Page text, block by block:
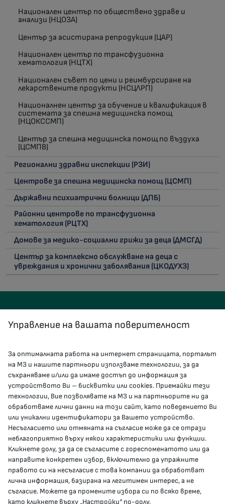
Национален център по обществено здраве и
анализи (НЦОЗА)
Център за асистирана репродукция (ЦАР)
Национален център по трансфузионна
хематология (НЦТХ)
Национален съвет по цени и реимбурсиране на
лекарствените продукти (НСЦЛРП)
Националнен център за обучение и квалификация в
системата за спешна медицинска помощ
(НЦОКССМП)
Център за спешна медицинска помощ по въздуха
(ЦСМПВ)
Регионални здравни инспекции (РЗИ)
Центрове за спешна медицинска помощ (ЦСМП)
Държавни психиатрични болници (ДПБ)
Районни центрове по трансфузионна
хематология (РЦТХ)
Домове за медико-социални грижи за деца (ДМСГД)
Център за комплексно обслужване на деца с
увреждания и хронични заболявания (ЦКОДУХЗ)
КОНТАКТИ
гр.София, 1000, пл. „Света Неделя“ №5
delovodstvo@mh.government.bg
presscenter@mh.government.bg
МЗ В СОЦИАЛНИТЕ МРЕЖИ
Facebook страница
Управление на вашата поверителност
За оптималната работа на интернет страницата, порталът
на МЗ и нашите партньори използваме технологии, за да
съхраняваме и/или да имаме достъп до информация за
устройството Ви – бисквитки или cookies. Приемайки тези
технологии, Вие позволявате на МЗ и на партньорите ни да
обработваме лични данни на този сайт, като поведението Ви
или уникални идентификатори за Вашето устройство.
Несъгласието или отмяната на съгласие може да се отрази
неблагоприятно върху някои характеристики или функции.
Кликнете долу, за да се съгласите с гореспоменатото или да
направите конкретен избор, включително да упражните
правото си на несъгласие с това компании да обработват
лична информация, базирана на легитимен интерес, а не
съгласие. Можете да промените избора си по всяко време,
като кликнете върху „Настройки“ по-долу.